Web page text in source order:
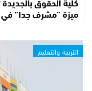
ميزة “مشرف جدا” في
التربية والتعليم